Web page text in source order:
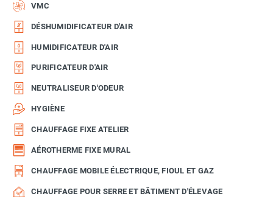
VMC
DÉSHUMIDIFICATEUR D'AIR
HUMIDIFICATEUR D'AIR
PURIFICATEUR D'AIR
NEUTRALISEUR D'ODEUR
HYGIÈNE
CHAUFFAGE FIXE ATELIER
AÉROTHERME FIXE MURAL
CHAUFFAGE MOBILE ÉLECTRIQUE, FIOUL ET GAZ
CHAUFFAGE POUR SERRE ET BÂTIMENT D'ÉLEVAGE